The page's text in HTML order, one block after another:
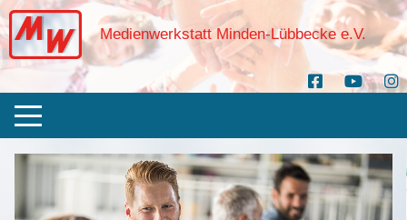
Medienwerkstatt Minden-Lübbecke e.V.